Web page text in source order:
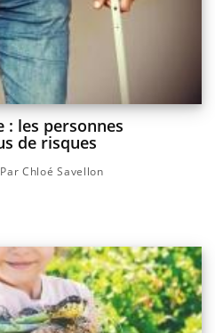
: les personnes
de risques
Par Chloé Savellon